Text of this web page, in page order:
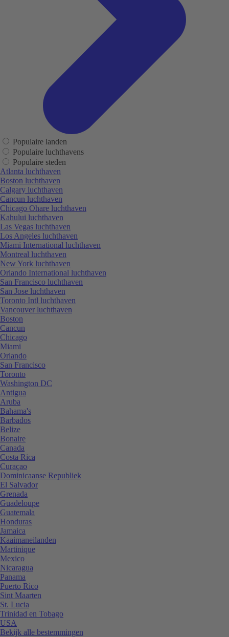
Populaire landen
Populaire luchthavens
Populaire steden
Atlanta luchthaven
Boston luchthaven
Calgary luchthaven
Cancun luchthaven
Chicago Ohare luchthaven
Kahului luchthaven
Las Vegas luchthaven
Los Angeles luchthaven
Miami International luchthaven
Montreal luchthaven
New York luchthaven
Orlando International luchthaven
San Francisco luchthaven
San Jose luchthaven
Toronto Intl luchthaven
Vancouver luchthaven
Boston
Cancun
Chicago
Miami
Orlando
San Francisco
Toronto
Washington DC
Antigua
Aruba
Bahama's
Barbados
Belize
Bonaire
Canada
Costa Rica
Curaçao
Dominicaanse Republiek
El Salvador
Grenada
Guadeloupe
Guatemala
Honduras
Jamaica
Kaaimaneilanden
Martinique
Mexico
Nicaragua
Panama
Puerto Rico
Sint Maarten
St. Lucia
Trinidad en Tobago
USA
Bekijk alle bestemmingen